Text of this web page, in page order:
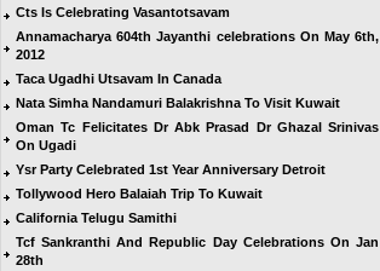
Cts Is Celebrating Vasantotsavam
Annamacharya 604th Jayanthi celebrations On May 6th,
2012
Taca Ugadhi Utsavam In Canada
Nata Simha Nandamuri Balakrishna To Visit Kuwait
Oman Tc Felicitates Dr Abk Prasad Dr Ghazal Srinivas
On Ugadi
Ysr Party Celebrated 1st Year Anniversary Detroit
Tollywood Hero Balaiah Trip To Kuwait
California Telugu Samithi
Tcf Sankranthi And Republic Day Celebrations On Jan
28th